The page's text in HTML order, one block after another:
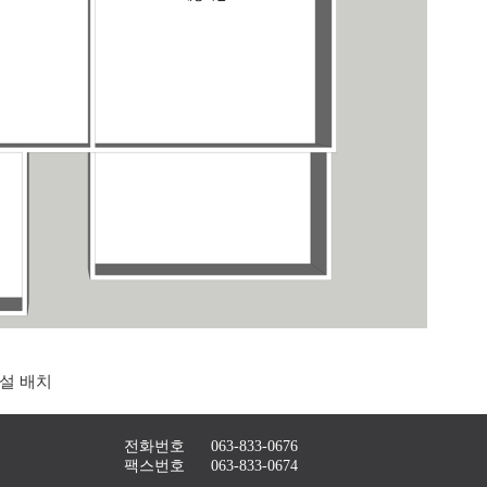
배치
전화번호
063-833-0676
팩스번호
063-833-0674